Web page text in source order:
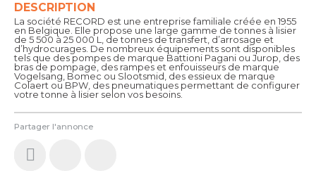
Partager l'annonce
DESCRIPTION
La société RECORD est une entreprise familiale créée en 1955
en Belgique. Elle propose une large gamme de tonnes à lisier
de 5 500 à 25 000 L, de tonnes de transfert, d’arrosage et
d’hydrocurages. De nombreux équipements sont disponibles
tels que des pompes de marque Battioni Pagani ou Jurop, des
bras de pompage, des rampes et enfouisseurs de marque
Vogelsang, Bomec ou Slootsmid, des essieux de marque
Colaert ou BPW, des pneumatiques permettant de configurer
votre tonne à lisier selon vos besoins.